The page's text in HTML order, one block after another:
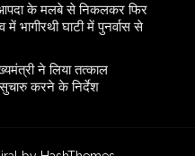
आपदा के मलबे से निकलकर फिर
भागीरथी घाटी में पुनर्वास से
ने लिया तत्काल
करने के निर्देश